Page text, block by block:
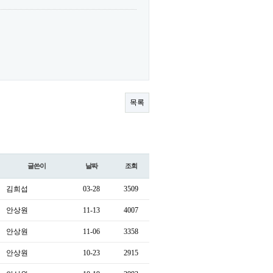
목록
글쓴이 날짜 조회
김희섭 03-28 3509
안상원 11-13 4007
안상원 11-06 3358
안상원 10-23 2915